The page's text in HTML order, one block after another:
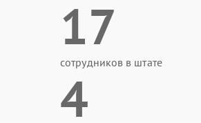
17
сотрудников в штате
4